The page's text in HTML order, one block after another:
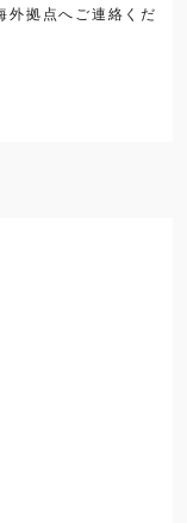
外拠点へご連絡くだ